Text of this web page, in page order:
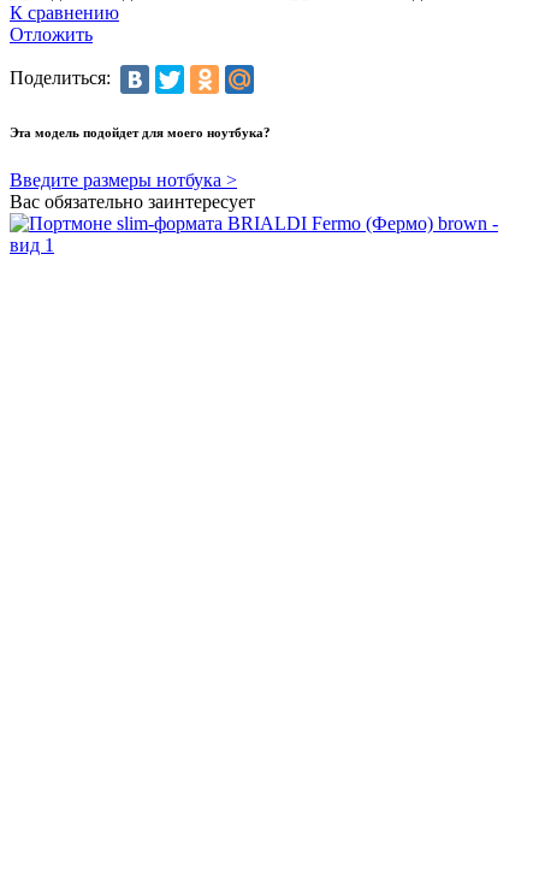
К сравнению
Отложить
Поделиться:
Эта модель подойдет для моего ноутбука?
Введите размеры нотбука >
Вас обязательно заинтересует